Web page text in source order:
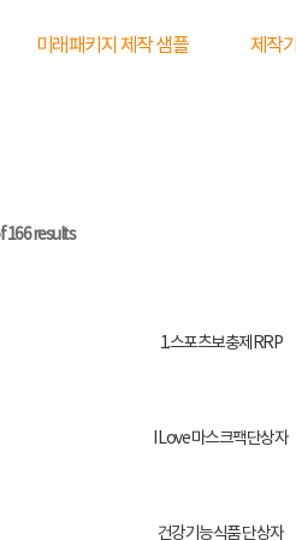
미래패키지 제작 샘플 제작
166 results
1.스포츠보충제RRP
I Love 마스크팩단상자
건강기능식품 단상자